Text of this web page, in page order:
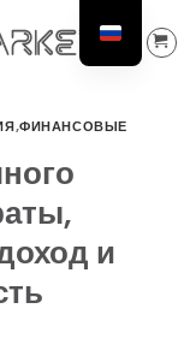
,ФИНАНСОВЫЕ
и